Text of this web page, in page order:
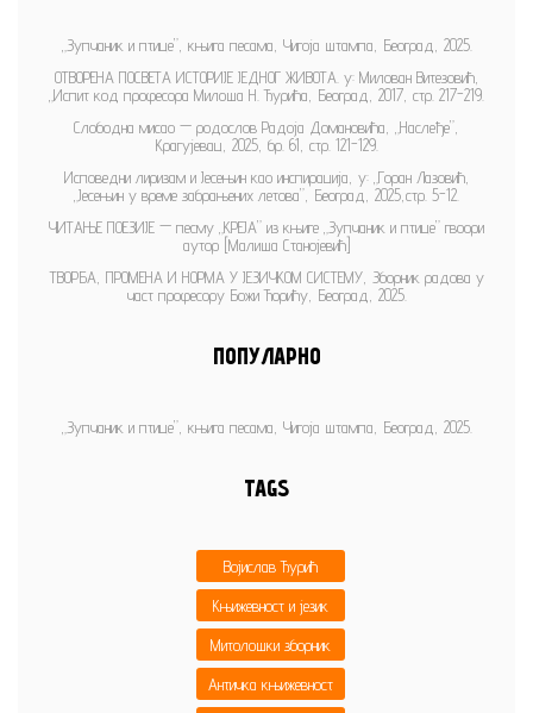
„Зупчаник и птице”, књига песама, Чигоја штампа, Београд, 2025.
ОТВОРЕНА ПОСВЕТА ИСТОРИЈЕ ЈЕДНОГ ЖИВОТА. у: Милован Витезовић,
„Испит код професора Милоша Н. Ђурића, Београд, 2017, стр. 217-219.
Слободна мисао — родослов Радоја Домановића, „Наслеђе”,
Крагујевац, 2025, бр. 61, стр. 121-129.
Исповедни лиризам и Јесењин као инспирација, у: „Горан Лазовић,
„Јесењин у време забрањених летова”, Београд, 2025,стр. 5-12.
ЧИТАЊЕ ПОЕЗИЈЕ — песму „КРЕЈА” из књиге „Зупчаник и птице” гвоори
аутор [Малиша Станојевић]
ТВОРБА, ПРОМЕНА И НОРМА У ЈЕЗИЧКОМ СИСТЕМУ, Зборник радова у
част професору Божи Ћорићу, Београд, 2025.
ПОПУЛАРНО
„Зупчаник и птице”, књига песама, Чигоја штампа, Београд, 2025.
TAGS
Војислав Ђурић
Књижевност и језик
Митолошки зборник
Античка књижевност